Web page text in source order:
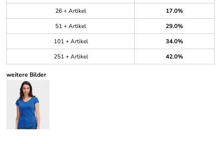
26 + Artikel
17.0%
51 + Artikel
29.0%
101 + Artikel
34.0%
251 + Artikel
42.0%
weitere Bilder